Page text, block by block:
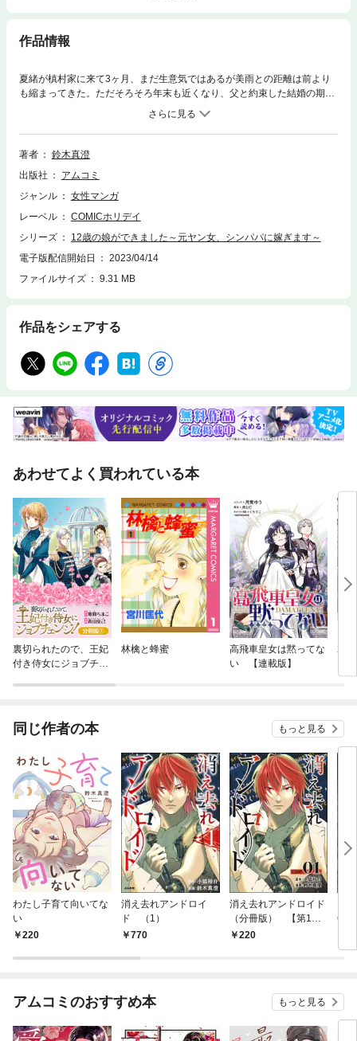
作品情報
夏緒が槙村家に来て3ヶ月、まだ生意気ではあるが美雨との距離は前より
も縮まってきた。ただそろそろ年末も近くなり、父と約束した結婚の期限
が迫っていて少し焦る夏緒。そんな中、美雨がついたある”嘘”がクラスメ
著者
鈴木真澄
出版社
アムコミ
ジャンル
女性マンガ
レーベル
COMICホリデイ
シリーズ
12歳の娘ができました～元ヤン女、シンパパに嫁ぎます～
電子版配信開始日
2023/04/14
ファイルサイズ
9.31 MB
作品をシェアする
あわせてよく買われている本
裏切られたので、王妃
付き侍女にジョブチェ
林檎と蜂蜜
高飛車皇女は黙ってな
い 【連載版】
同じ作者の本 もっと見る
わたし子育て向いてな
い
220
消え去れアンドロイ
ド （1）
770
消え去れアンドロイド
（分冊版） 【第1
話】220
6
アムコミのおすすめ本 もっと見る